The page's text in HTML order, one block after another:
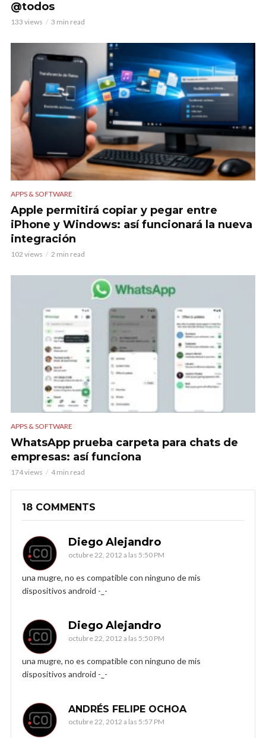
@todos
133 views 3 min read
APPS & SOFTWARE
Apple permitirá copiar y pegar entre
iPhone y Windows: así funcionará la nueva
integración
102 views 2 min read
APPS & SOFTWARE
WhatsApp prueba carpeta para chats de
empresas: así funciona
174 views 4 min read
18 COMMENTS
Diego Alejandro
octubre 22, 2012 a las 5:50 PM
una mugre, no es compatible con ninguno de mis
dispositivos android -_-
Diego Alejandro
octubre 22, 2012 a las 5:50 PM
una mugre, no es compatible con ninguno de mis
dispositivos android -_-
ANDRÉS FELIPE OCHOA
octubre 22, 2012 a las 5:57 PM